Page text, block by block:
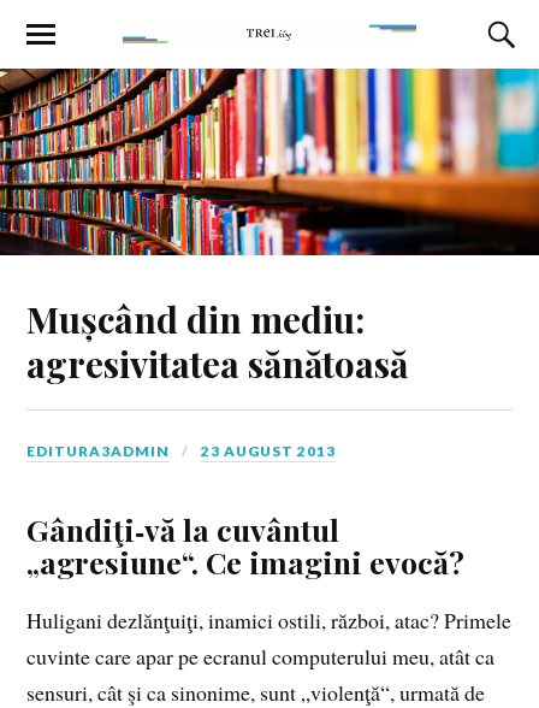
Mușcând din mediu:
agresivitatea sănătoasă
EDITURA3ADMIN 23 AUGUST 2013
Gândiţi‑vă la cuvântul
„agresiune“. Ce imagini evocă?
Huligani dezlănţuiţi, inamici ostili, război, atac? Primele
cuvinte care apar pe ecranul computerului meu, atât ca
sensuri, cât şi ca sinonime, sunt „violenţă“, urmată de